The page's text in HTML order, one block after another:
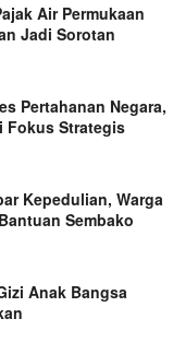
Air Permukaan
Jadi Sorotan
Pertahanan Negara,
Fokus Strategis
Kepedulian, Warga
Sembako
Anak Bangsa